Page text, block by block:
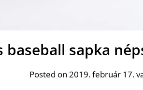
baseball sapka
Posted on 2019. február 17.